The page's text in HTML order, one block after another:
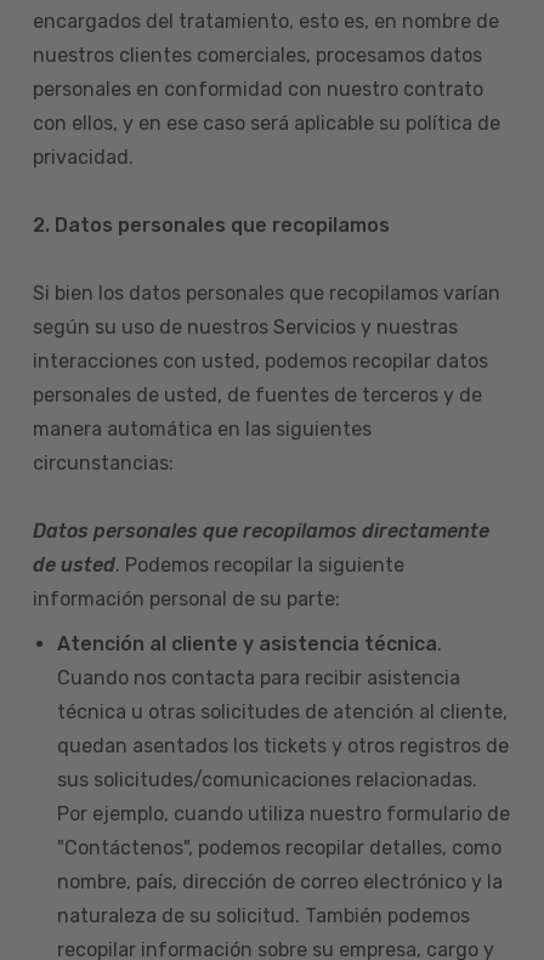
encargados del tratamiento, esto es, en nombre de
nuestros clientes comerciales, procesamos datos
personales en conformidad con nuestro contrato
con ellos, y en ese caso será aplicable su política de
privacidad.
2. Datos personales que recopilamos
Si bien los datos personales que recopilamos varían
según su uso de nuestros Servicios y nuestras
interacciones con usted, podemos recopilar datos
personales de usted, de fuentes de terceros y de
manera automática en las siguientes
circunstancias:
Datos personales que recopilamos directamente
de usted. Podemos recopilar la siguiente
información personal de su parte:
Atención al cliente y asistencia técnica.
Cuando nos contacta para recibir asistencia
técnica u otras solicitudes de atención al cliente,
quedan asentados los tickets y otros registros de
sus solicitudes/comunicaciones relacionadas.
Por ejemplo, cuando utiliza nuestro formulario de
"Contáctenos", podemos recopilar detalles, como
nombre, país, dirección de correo electrónico y la
naturaleza de su solicitud. También podemos
recopilar información sobre su empresa, cargo y